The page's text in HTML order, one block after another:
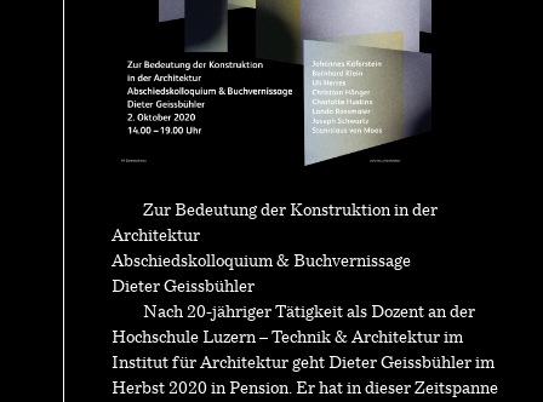
Zur Bedeutung der Konstruktion in der
Architektur
Abschiedskolloquium & Buchvernissage
Dieter Geissbühler
Nach 20-jähriger Tätigkeit als Dozent an der
Hochschule Luzern – Technik & Architektur im
Institut für Architektur geht Dieter Geissbühler im
Herbst 2020 in Pension. Er hat in dieser Zeitspanne